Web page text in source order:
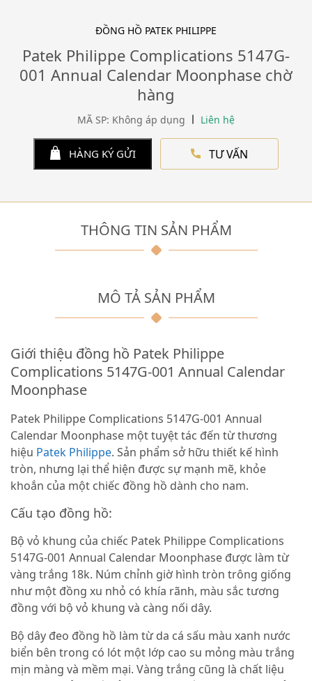
ĐỒNG HỒ PATEK PHILIPPE
Patek Philippe Complications 5147G-
001 Annual Calendar Moonphase chờ
hàng
MÃ SP: Không áp dụng Liên hệ
HÀNG KÝ GỬI TƯ VẤN
MÔ TẢ SẢN PHẨM
Giới thiệu đồng hồ Patek Philippe
Complications 5147G-001 Annual Calendar
Moonphase
Patek Philippe Complications 5147G-001 Annual
Calendar Moonphase một tuyệt tác đến từ thương
hiệu Patek Philippe. Sản phẩm sở hữu thiết kế hình
tròn, nhưng lại thể hiện được sự mạnh mẽ, khỏe
khoắn của một chiếc đồng hồ dành cho nam.
Cấu tạo đồng hồ:
Bộ vỏ khung của chiếc Patek Philippe Complications
5147G-001 Annual Calendar Moonphase được làm từ
vàng trắng 18k. Núm chỉnh giờ hình tròn trông giống
như một đồng xu nhỏ có khía rãnh, màu sắc tương
đồng với bộ vỏ khung và càng nối dây.
Bộ dây đeo đồng hồ làm từ da cá sấu màu xanh nước
biển bên trong có lót một lớp cao su mỏng màu trắng
mịn màng và mềm mại. Vàng trắng cũng là chất liệu
THÔNG TIN SẢN PHẨM